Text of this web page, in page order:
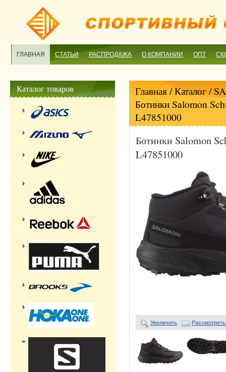
ГЛАВНАЯ СТАТЬИ РАСПРОДАЖА О КОМПАНИИ ОПТ
Главная/ Каталог /
Ботинки Salomon
L47851000
Ботинки Salomon
L47851000
Увеличить
Каталог товаров